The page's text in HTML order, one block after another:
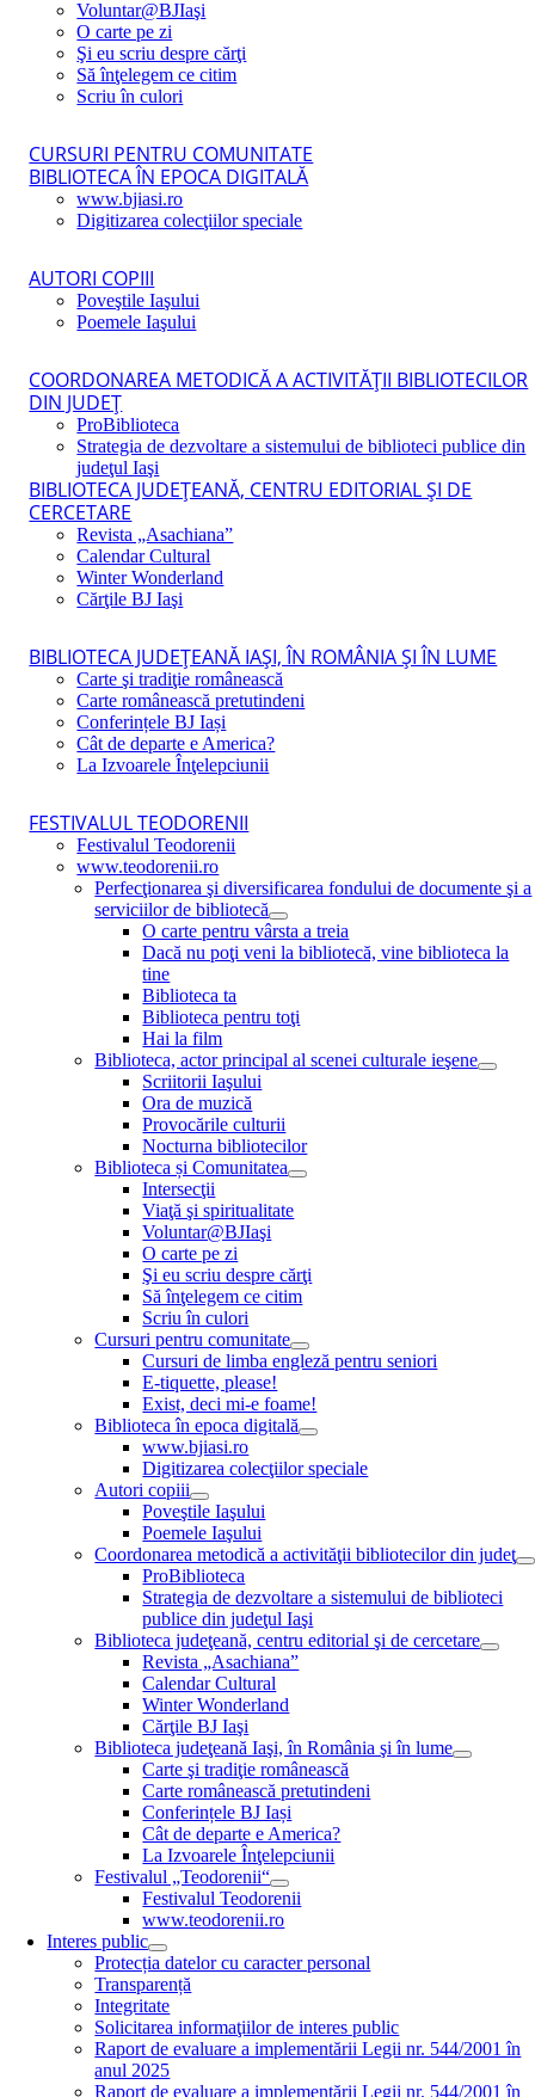
Voluntar@BJIaşi
O carte pe zi
Şi eu scriu despre cărţi
Să înţelegem ce citim
Scriu în culori
CURSURI PENTRU COMUNITATE
BIBLIOTECA ÎN EPOCA DIGITALĂ
www.bjiasi.ro
Digitizarea colecţiilor speciale
AUTORI COPIII
Poveştile Iaşului
Poemele Iaşului
COORDONAREA METODICĂ A ACTIVITĂŢII BIBLIOTECILOR
DIN JUDEŢ
ProBiblioteca
Strategia de dezvoltare a sistemului de biblioteci publice din
judeţul Iaşi
BIBLIOTECA JUDEŢEANĂ, CENTRU EDITORIAL ŞI DE
CERCETARE
Revista „Asachiana”
Calendar Cultural
Winter Wonderland
Cărţile BJ Iaşi
BIBLIOTECA JUDEŢEANĂ IAŞI, ÎN ROMÂNIA ŞI ÎN LUME
Carte şi tradiţie românească
Carte românească pretutindeni
Conferințele BJ Iași
Cât de departe e America?
La Izvoarele Înţelepciunii
FESTIVALUL TEODORENII
Festivalul Teodorenii
www.teodorenii.ro
Perfecţionarea şi diversificarea fondului de documente şi a
serviciilor de bibliotecă
O carte pentru vârsta a treia
Dacă nu poţi veni la bibliotecă, vine biblioteca la
tine
Biblioteca ta
Biblioteca pentru toţi
Hai la film
Biblioteca, actor principal al scenei culturale ieşene
Scriitorii Iaşului
Ora de muzică
Provocările culturii
Nocturna bibliotecilor
Biblioteca și Comunitatea
Intersecţii
Viaţă şi spiritualitate
Voluntar@BJIaşi
O carte pe zi
Şi eu scriu despre cărţi
Să înţelegem ce citim
Scriu în culori
Cursuri pentru comunitate
Cursuri de limba engleză pentru seniori
E-tiquette, please!
Exist, deci mi-e foame!
Biblioteca în epoca digitală
www.bjiasi.ro
Digitizarea colecţiilor speciale
Autori copiii
Poveştile Iaşului
Poemele Iaşului
Coordonarea metodică a activităţii bibliotecilor din judeţ
ProBiblioteca
Strategia de dezvoltare a sistemului de biblioteci
publice din judeţul Iaşi
Biblioteca judeţeană, centru editorial şi de cercetare
Revista „Asachiana”
Calendar Cultural
Winter Wonderland
Cărţile BJ Iaşi
Biblioteca judeţeană Iaşi, în România şi în lume
Carte şi tradiţie românească
Carte românească pretutindeni
Conferințele BJ Iași
Cât de departe e America?
La Izvoarele Înţelepciunii
Festivalul „Teodorenii“
Festivalul Teodorenii
www.teodorenii.ro
Interes public
Protecția datelor cu caracter personal
Transparență
Integritate
Solicitarea informaţiilor de interes public
Raport de evaluare a implementării Legii nr. 544/2001 în
anul 2025
Raport de evaluare a implementării Legii nr. 544/2001 în